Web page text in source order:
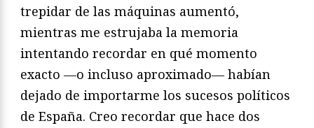
trepidar de las máquinas aumentó,
mientras me estrujaba la memoria
intentando recordar en qué momento
exacto —o incluso aproximado— habían
dejado de importarme los sucesos políticos
de España. Creo recordar que hace dos